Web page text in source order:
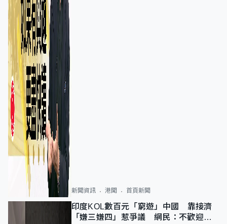
新聞資訊 港聞 首頁新聞
印度KOL數百元「窮遊」中國 靠接濟
「嫌三嫌四」惹爭議 網民：不歡迎劣